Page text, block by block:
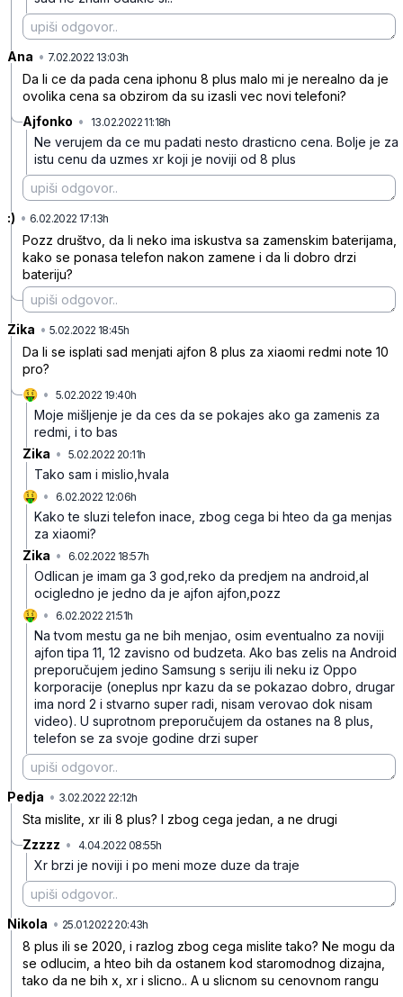
Ana • 7.02.2022 13:03h
Da li ce da pada cena iphonu 8 plus malo mi je nerealno da je
ovolika cena sa obzirom da su izasli vec novi telefoni?
Ajfonko • 13.02.2022 11:18h
Ne verujem da ce mu padati nesto drasticno cena. Bolje je za
istu cenu da uzmes xr koji je noviji od 8 plus
:) • 6.02.2022 17:13h
Pozz društvo, da li neko ima iskustva sa zamenskim baterijama,
kako se ponasa telefon nakon zamene i da li dobro drzi
bateriju?
Zika • 5.02.2022 18:45h
Da li se isplati sad menjati ajfon 8 plus za xiaomi redmi note 10
pro?
🤑 • 5.02.2022 19:40h
Moje mišljenje je da ces da se pokajes ako ga zamenis za
redmi, i to bas
Zika • 5.02.2022 20:11h
Tako sam i mislio,hvala
🤑 • 6.02.2022 12:06h
Kako te sluzi telefon inace, zbog cega bi hteo da ga menjas
za xiaomi?
Zika • 6.02.2022 18:57h
Odlican je imam ga 3 god,reko da predjem na android,al
ocigledno je jedno da je ajfon ajfon,pozz
🤑 • 6.02.2022 21:51h
Na tvom mestu ga ne bih menjao, osim eventualno za noviji
ajfon tipa 11, 12 zavisno od budzeta. Ako bas zelis na Android
preporučujem jedino Samsung s seriju ili neku iz Oppo
korporacije (oneplus npr kazu da se pokazao dobro, drugar
ima nord 2 i stvarno super radi, nisam verovao dok nisam
video). U suprotnom preporučujem da ostanes na 8 plus,
telefon se za svoje godine drzi super
Pedja • 3.02.2022 22:12h
Sta mislite, xr ili 8 plus? I zbog cega jedan, a ne drugi
Zzzzz • 4.04.2022 08:55h
Xr brzi je noviji i po meni moze duze da traje
Nikola • 25.01.2022 20:43h
8 plus ili se 2020, i razlog zbog cega mislite tako? Ne mogu da
se odlucim, a hteo bih da ostanem kod staromodnog dizajna,
tako da ne bih x, xr i slicno.. A u slicnom su cenovnom rangu